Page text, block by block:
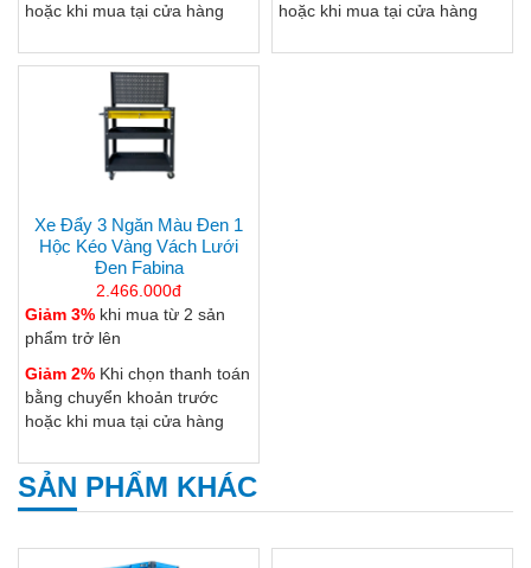
hoặc khi mua tại cửa hàng
hoặc khi mua tại cửa hàng
Xe Đẩy 3 Ngăn Màu Đen 1
Hộc Kéo Vàng Vách Lưới
Đen Fabina
2.466.000đ
Giảm 3% khi mua từ 2 sản
phẩm trở lên
Giảm 2% Khi chọn thanh toán
bằng chuyển khoản trước
hoặc khi mua tại cửa hàng
SẢN PHẨM KHÁC